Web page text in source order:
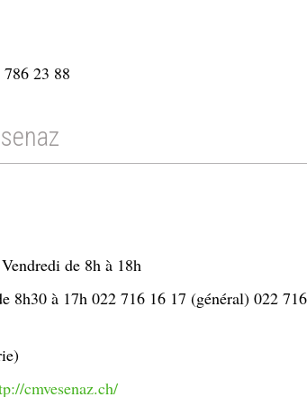
23 88
de 8h à 18h
8h30 à 17h 022 716 16 17 (général) 022
cmvesenaz.ch/